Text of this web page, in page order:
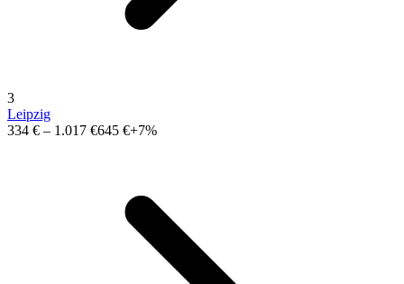
3
Leipzig
334 € – 1.017 €645 €+7%